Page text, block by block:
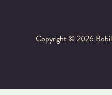
Copyright © 2026